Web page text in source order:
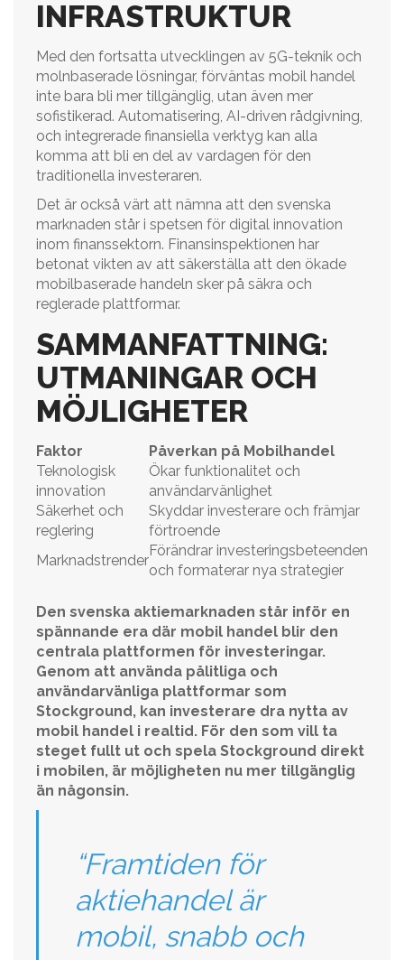
INFRASTRUKTUR
Med den fortsatta utvecklingen av 5G-teknik och
molnbaserade lösningar, förväntas mobil handel
inte bara bli mer tillgänglig, utan även mer
sofistikerad. Automatisering, AI-driven rådgivning,
och integrerade finansiella verktyg kan alla
komma att bli en del av vardagen för den
traditionella investeraren.
Det är också värt att nämna att den svenska
marknaden står i spetsen för digital innovation
inom finanssektorn. Finansinspektionen har
betonat vikten av att säkerställa att den ökade
mobilbaserade handeln sker på säkra och
reglerade plattformar.
SAMMANFATTNING:
UTMANINGAR OCH
MÖJLIGHETER
Faktor
Påverkan på Mobilhandel
Teknologisk
innovation
Ökar funktionalitet och
användarvänlighet
Säkerhet och
reglering
Skyddar investerare och främjar
förtroende
Marknadstrender
Förändrar investeringsbeteenden
och formaterar nya strategier
Den svenska aktiemarknaden står inför en
spännande era där mobil handel blir den
centrala plattformen för investeringar.
Genom att använda pålitliga och
användarvänliga plattformar som
Stockground, kan investerare dra nytta av
mobil handel i realtid. För den som vill ta
steget fullt ut och spela Stockground direkt
i mobilen, är möjligheten nu mer tillgänglig
än någonsin.
“Framtiden för
aktiehandel är
mobil, snabb och